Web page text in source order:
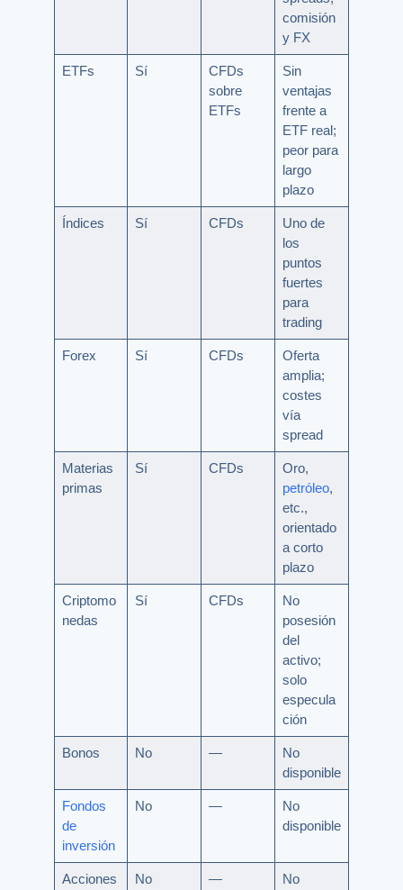
comisión
y FX
ETFs Sí
CFDs
sobre
ETFs
Sin
ventajas
frente a
ETF real;
peor para
largo
plazo
Índices Sí CFDs
Uno de
los
puntos
fuertes
para
trading
Forex Sí CFDs
Oferta
amplia;
costes
vía
spread
Materias
primas
Sí CFDs
Oro,
petróleo,
etc.,
orientado
a corto
plazo
Criptomo
nedas
Sí CFDs
No
posesión
del
activo;
solo
especula
ción
Bonos No —
No
disponible
Fondos
de
inversión
No —
No
disponible
Acciones
No —
No